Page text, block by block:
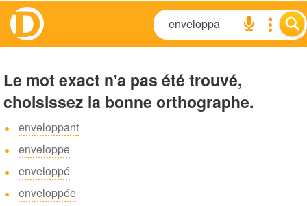
Le mot exact n'a pas été trouvé,
choisissez la bonne orthographe.
enveloppant
enveloppe
enveloppé
enveloppée